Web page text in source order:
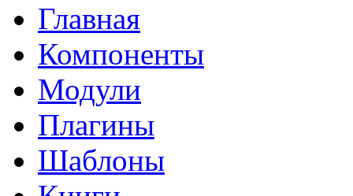
Главная
Компоненты
Модули
Плагины
Шаблоны